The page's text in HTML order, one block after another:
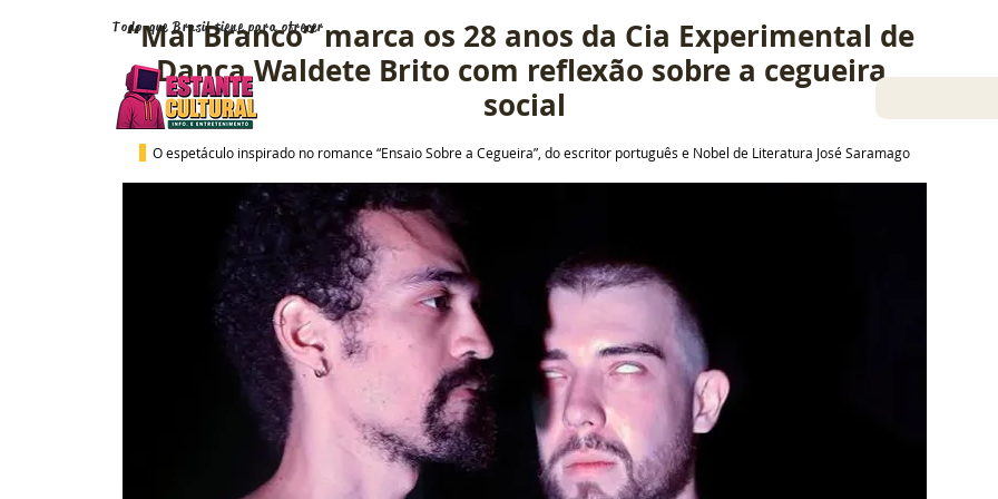
Todo que Brasil tiene para ofrecer
Vuelve 19 jun 2026
“Mal Branco” marca os 28 anos da Cia Experimental de
Dança Waldete Brito com reflexão sobre a cegueira
social
O espetáculo inspirado no romance “Ensaio Sobre a Cegueira”, do escritor português e Nobel de Literatura José Saramago